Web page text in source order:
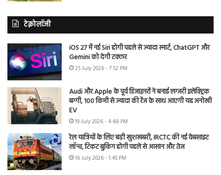
टेक्नोलॉजी
iOS 27 में नई Siri होगी पहले से ज्यादा स्मार्ट, ChatGPT और
Gemini को देगी टक्कर
25 July 2026 - 7:52 PM
Audi और Apple के पूर्व डिजाइनरों ने बनाई लग्जरी इलेक्ट्रिक
बग्गी, 100 किमी से ज्यादा की रेंज के साथ आएगी यह अनोखी
EV
19 July 2026 - 4:48 PM
रेल यात्रियों के लिए बड़ी खुशखबरी, IRCTC की नई वेबसाइट
लॉन्च, टिकट बुकिंग होगी पहले से आसान और तेज
16 July 2026 - 1:45 PM